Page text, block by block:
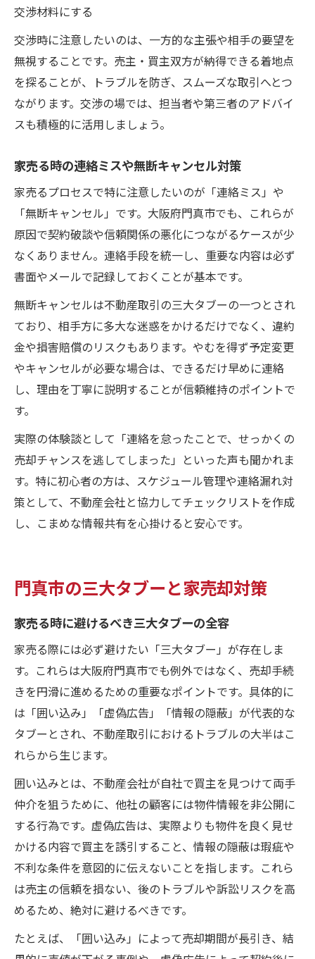
交渉材料にする
交渉時に注意したいのは、一方的な主張や相手の要望を
無視することです。売主・買主双方が納得できる着地点
を探ることが、トラブルを防ぎ、スムーズな取引へとつ
ながります。交渉の場では、担当者や第三者のアドバイ
スも積極的に活用しましょう。
家売る時の連絡ミスや無断キャンセル対策
家売るプロセスで特に注意したいのが「連絡ミス」や
「無断キャンセル」です。大阪府門真市でも、これらが
原因で契約破談や信頼関係の悪化につながるケースが少
なくありません。連絡手段を統一し、重要な内容は必ず
書面やメールで記録しておくことが基本です。
無断キャンセルは不動産取引の三大タブーの一つとされ
ており、相手方に多大な迷惑をかけるだけでなく、違約
金や損害賠償のリスクもあります。やむを得ず予定変更
やキャンセルが必要な場合は、できるだけ早めに連絡
し、理由を丁寧に説明することが信頼維持のポイントで
す。
実際の体験談として「連絡を怠ったことで、せっかくの
売却チャンスを逃してしまった」といった声も聞かれま
す。特に初心者の方は、スケジュール管理や連絡漏れ対
策として、不動産会社と協力してチェックリストを作成
し、こまめな情報共有を心掛けると安心です。
門真市の三大タブーと家売却対策
家売る時に避けるべき三大タブーの全容
家売る際には必ず避けたい「三大タブー」が存在しま
す。これらは大阪府門真市でも例外ではなく、売却手続
きを円滑に進めるための重要なポイントです。具体的に
は「囲い込み」「虚偽広告」「情報の隠蔽」が代表的な
タブーとされ、不動産取引におけるトラブルの大半はこ
れらから生じます。
囲い込みとは、不動産会社が自社で買主を見つけて両手
仲介を狙うために、他社の顧客には物件情報を非公開に
する行為です。虚偽広告は、実際よりも物件を良く見せ
かける内容で買主を誘引すること、情報の隠蔽は瑕疵や
不利な条件を意図的に伝えないことを指します。これら
は売主の信頼を損ない、後のトラブルや訴訟リスクを高
めるため、絶対に避けるべきです。
たとえば、「囲い込み」によって売却期間が長引き、結